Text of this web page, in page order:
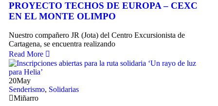
PROYECTO TECHOS DE EUROPA – CEXC
EN EL MONTE OLIMPO
Nuestro compañero JR (Jota) del Centro Excursionista de
Cartagena, se encuentra realizando
Read More
20May
Senderismo, Solidarias
Miñarro